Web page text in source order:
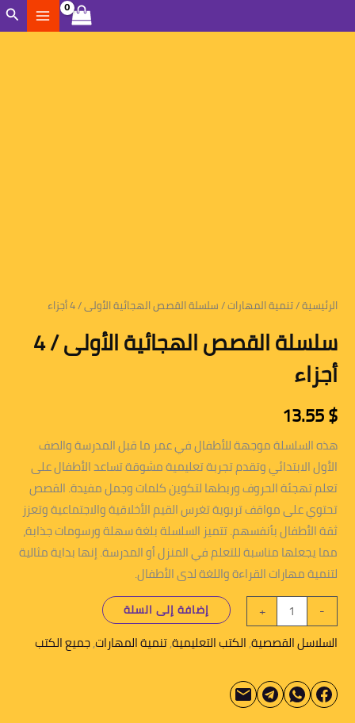
إلى
الرئيسية/تنمية المهارات/ سلسلة القصص الهجائية الأولى / 4 أجزاء
سلسلة القصص الهجائية الأولى / 4
أجزاء
$
13.55
هذه السلسلة موجهة للأطفال في عمر ما قبل المدرسة والصف
الأول الابتدائي وتقدم تجربة تعليمية مشوقة تساعد الأطفال على
تعلم تهجئة الحروف وربطها لتكوين كلمات وجمل مفيدة. القصص
تحتوي على مواقف تربوية تغرس القيم الأخلاقية والاجتماعية وتعزز
ثقة الأطفال بأنفسهم. تتميز السلسلة بلغة سهلة ورسومات جذابة،
مما يجعلها مناسبة للتعلم في المنزل أو المدرسة. إنها بداية مثالية
لتنمية مهارات القراءة واللغة لدى الأطفال.
-
+ إضافة إلى السلة
السلاسل القصصية,الكتب التعليمية,تنمية المهارات,جميع الكتب